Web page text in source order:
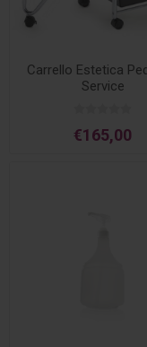
Carrello Estetica
Service
€165,00